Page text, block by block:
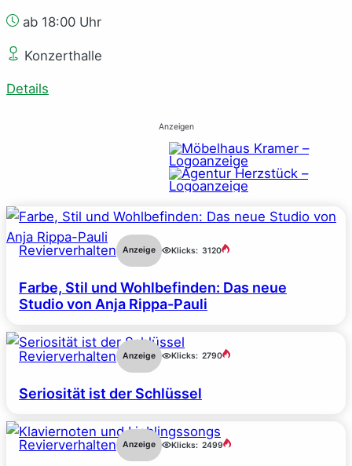
ab 18:00 Uhr
Konzerthalle
Details
Anzeigen
Revierverhalten Anzeige Klicks: 3120
Farbe, Stil und Wohlbefinden: Das neue
Studio von Anja Rippa-Pauli
Revierverhalten Anzeige Klicks: 2790
Seriosität ist der Schlüssel
Revierverhalten Anzeige Klicks: 2499